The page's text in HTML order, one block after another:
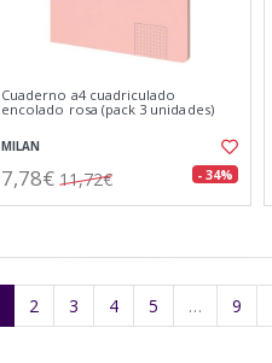
Cuaderno a4 cuadriculado
encolado rosa (pack 3 unidades)
MILAN
7,78€ 11,72€ - 34%
2 3 4 5 … 9